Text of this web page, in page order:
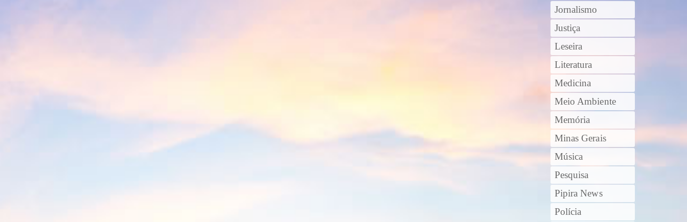
Jornalismo
Justiça
Leseira
Literatura
Medicina
Meio Ambiente
Memória
Minas Gerais
Música
Pesquisa
Pipira News
Polícia